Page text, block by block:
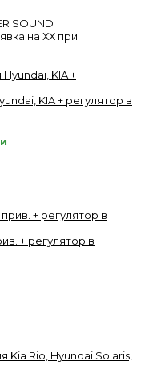
SOUND
на ХХ при
KIA + регулятор в
+ регулятор в